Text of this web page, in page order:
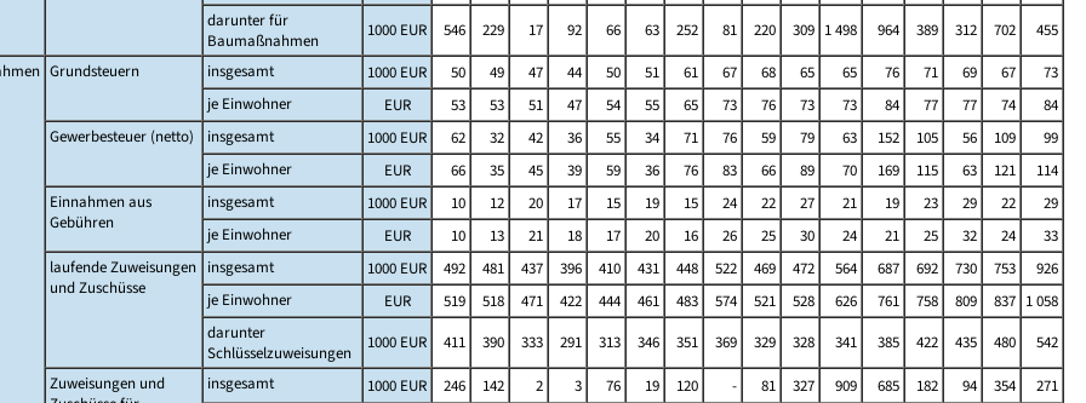
darunter für
Baumaßnahmen
1000 EUR 546 229 17 92 66 63 252 81 220 309 1 498 964 389 312 702
455
Grundsteuern insgesamt 1000 EUR 50 49 47 44 50 51 61 67 68 65 65 76 71 69 67
73
je Einwohner
EUR 53 53 51 47 54 55 65 73 76 73 73 84 77 77 74
84
Gewerbesteuer (netto)
insgesamt 1000 EUR 62 32 42 36 55 34 71 76 59 79 63 152 105 56 109
99
je Einwohner
EUR 66 35 45 39 59 36 76 83 66 89 70 169 115 63 121
114
Einnahmen aus
Gebühren
insgesamt 1000 EUR 10 12 20 17 15 19 15 24 22 27 21 19 23 29 22
29
je Einwohner
EUR 10 13 21 18 17 20 16 26 25 30 24 21 25 32 24
33
laufende Zuweisungen
und Zuschüsse
insgesamt 1000 EUR 492 481 437 396 410 431 448 522 469 472 564 687 692 730 753
926
je Einwohner
EUR 519 518 471 422 444 461 483 574 521 528 626 761 758 809 837 1 058
darunter
Schlüsselzuweisungen
1000 EUR 411 390 333 291 313 346 351 369 329 328 341 385 422 435 480
542
Zuweisungen und
insgesamt 1000 EUR 246 142 2 3 76 19 120 - 81 327 909 685 182 94 354 271